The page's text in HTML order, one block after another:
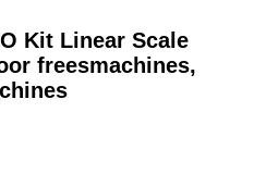
Kit Linear Scale
freesmachines,